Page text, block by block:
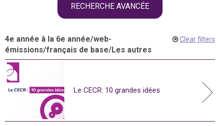
RECHERCHE AVANCÉE
4e année à la 6e année/web-
émissions/français de base/Les autres
Clear filters
Le CECR: 10 grandes idées